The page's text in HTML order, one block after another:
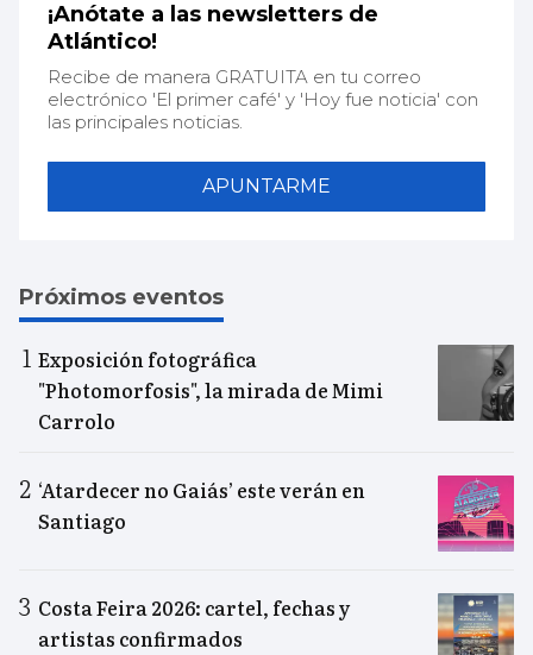
¡Anótate a las newsletters de
Atlántico!
Recibe de manera GRATUITA en tu correo
electrónico 'El primer café' y 'Hoy fue noticia' con
las principales noticias.
APUNTARME
Próximos eventos
Exposición fotográfica
"Photomorfosis", la mirada de Mimi
Carrolo
‘Atardecer no Gaiás’ este verán en
Santiago
Costa Feira 2026: cartel, fechas y
artistas confirmados